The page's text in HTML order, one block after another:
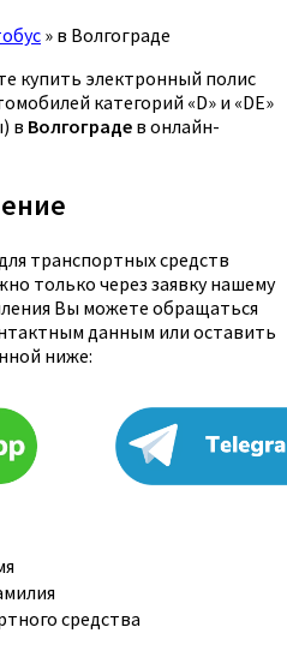
» в Волгограде
купить электронный полис
категорий «D» и «DE»
в Волгограде в онлайн-
транспортных средств
только через заявку нашему
Вы можете обращаться
данным или оставить
ниже:
средства